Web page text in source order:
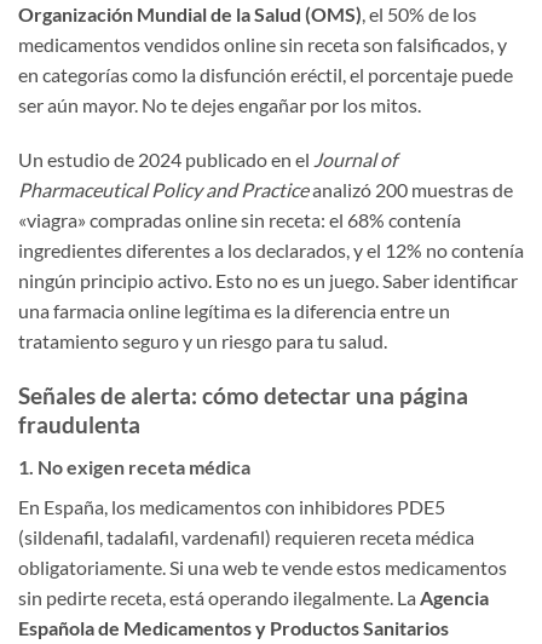
Organización Mundial de la Salud (OMS) , el 50% de los
medicamentos vendidos online sin receta son falsificados, y
en categorías como la disfunción eréctil, el porcentaje puede
ser aún mayor. No te dejes engañar por los mitos.
Un estudio de 2024 publicado en el Journal of
Pharmaceutical Policy and Practiceanalizó 200 muestras de
«viagra» compradas online sin receta: el 68% contenía
ingredientes diferentes a los declarados, y el 12% no contenía
ningún principio activo. Esto no es un juego. Saber identificar
una farmacia online legítima es la diferencia entre un
tratamiento seguro y un riesgo para tu salud.
Señales de alerta: cómo detectar una página
fraudulenta
1. No exigen receta médica
En España, los medicamentos con inhibidores PDE5
(sildenafil, tadalafil, vardenafil) requieren receta médica
obligatoriamente. Si una web te vende estos medicamentos
sin pedirte receta, está operando ilegalmente. La Agencia
Española de Medicamentos y Productos Sanitarios